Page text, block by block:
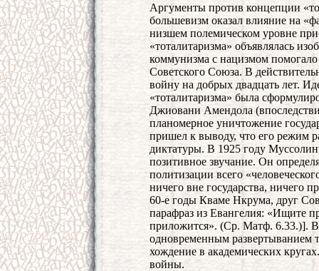
Аргументы против концепции
большевизм оказал влияние на
низшем полемическом уровне
«тоталитаризма» объявлялась
коммунизма с нацизмом
Советского Союза. В
войну на добрых двадцать лет.
«тоталитаризма» была
Джиовани Амендола
планомерное уничтожение
пришел к выводу, что его режим
диктатуры. В 1925 году
позитивное звучание. Он
политизации всего
ничего вне государства, ничего
60-е годы Кваме Нкрума, друг
парафраз из Евангелия: «Ищите
приложится». (Ср. Матф. 6.33.)].
одновременным развертыванием
хождение в академических
войны.